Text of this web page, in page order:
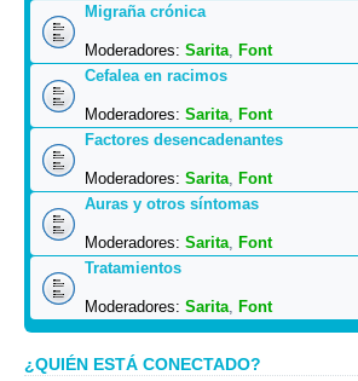
Migraña crónica
Moderadores: Sarita, Font
Cefalea en racimos
Moderadores: Sarita, Font
Factores desencadenantes
Moderadores: Sarita, Font
Auras y otros síntomas
Moderadores: Sarita, Font
Tratamientos
Moderadores: Sarita, Font
¿QUIÉN ESTÁ CONECTADO?